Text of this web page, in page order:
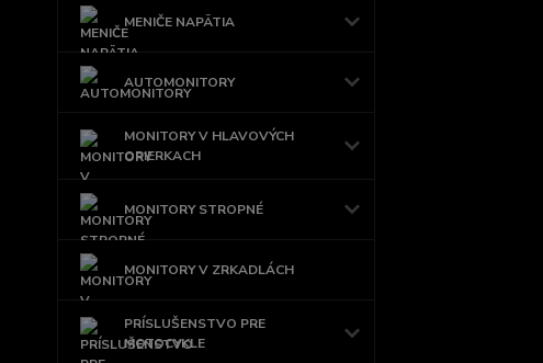
MENIČE NAPÄTIA
AUTOMONITORY
MONITORY V HLAVOVÝCH
OPIERKACH
MONITORY STROPNÉ
MONITORY V ZRKADLÁCH
PRÍSLUŠENSTVO PRE
MOTOCYKLE